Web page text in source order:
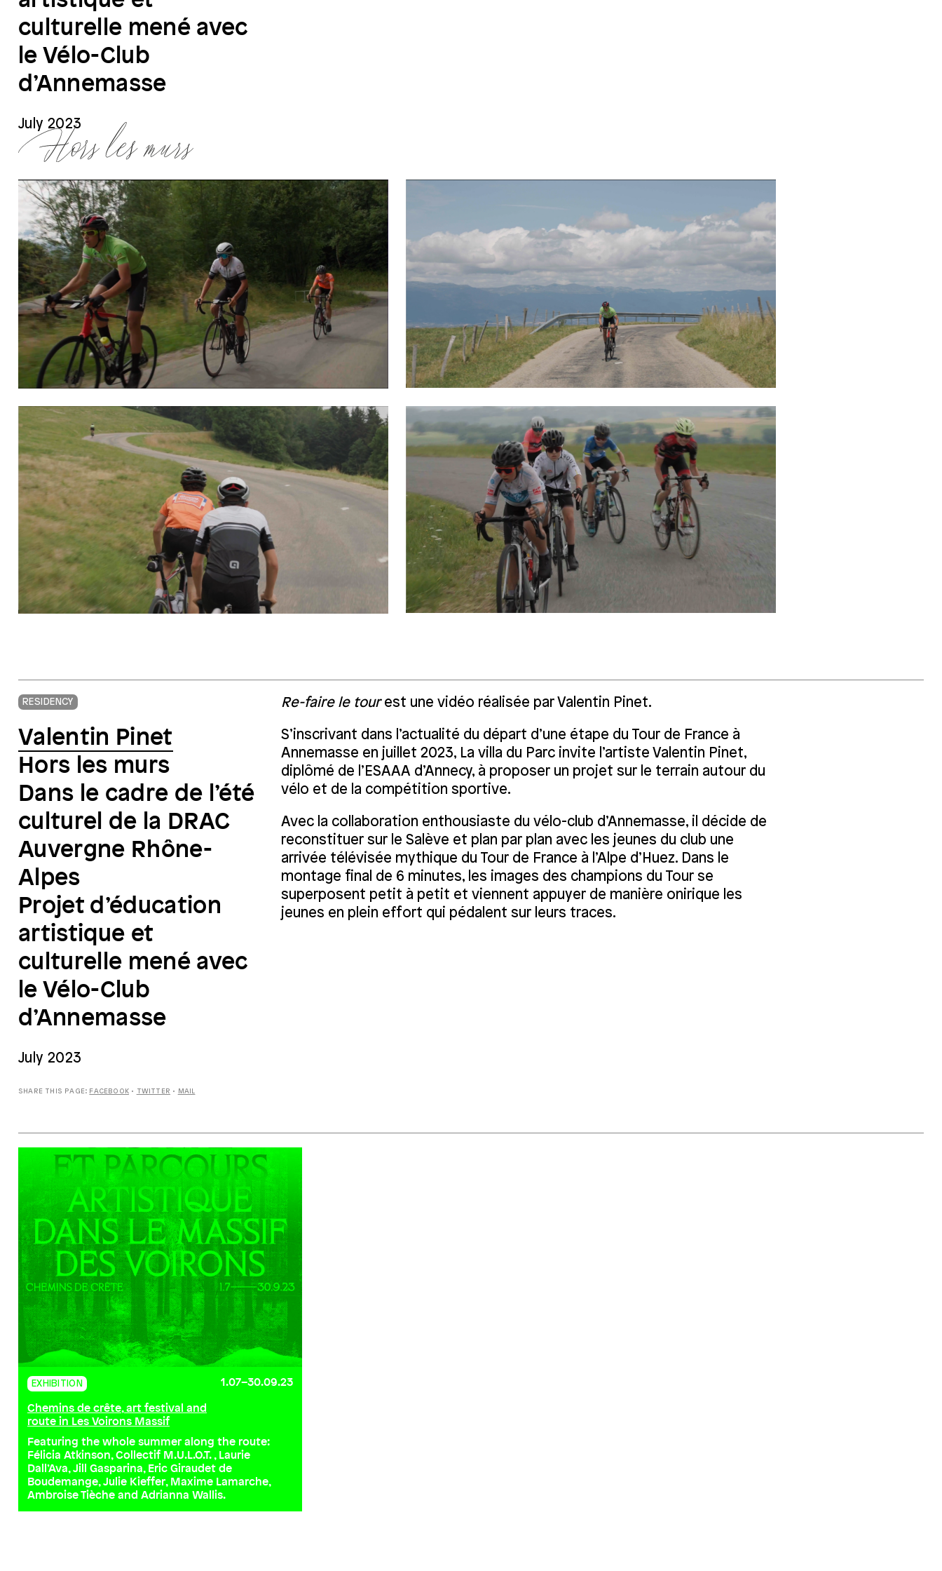
culturelle mené avec
le Vélo-Club
d’Annemasse
July 2023
RESIDENCY
Valentin Pinet
Hors les murs
Dans le cadre de l’été
culturel de la DRAC
Auvergne Rhône-
Alpes
Projet d’éducation
artistique et
culturelle mené avec
le Vélo-Club
d’Annemasse
July 2023
SHARE THIS PAGE: FACEBOOK • TWITTER • MAIL
Re-faire le tourest une vidéo réalisée par Valentin Pinet.
S’inscrivant dans l’actualité du départ d’une étape du Tour de France à
Annemasse en juillet 2023, La villa du Parc invite l’artiste Valentin Pinet,
diplômé de l’ESAAA d’Annecy, à proposer un projet sur le terrain autour du
vélo et de la compétition sportive.
Avec la collaboration enthousiaste du vélo-club d’Annemasse, il décide de
reconstituer sur le Salève et plan par plan avec les jeunes du club une
arrivée télévisée mythique du Tour de France à l’Alpe d’Huez. Dans le
montage final de 6 minutes, les images des champions du Tour se
superposent petit à petit et viennent appuyer de manière onirique les
jeunes en plein effort qui pédalent sur leurs traces.
EXHIBITION
Chemins de crête, art festival and
route in Les Voirons Massif
1.07–30.09.23
Featuring the whole summer along the route:
Félicia Atkinson, Collectif M.U.L.O.T. , Laurie
Dall’Ava, Jill Gasparina, Eric Giraudet de
Boudemange, Julie Kieffer, Maxime Lamarche,
Ambroise Tièche and Adrianna Wallis.